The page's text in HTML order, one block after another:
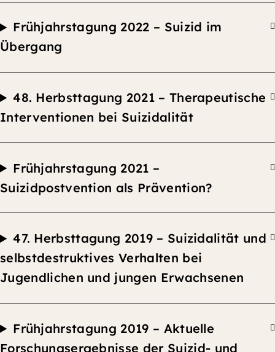
Frühjahrstagung 2022 – Suizid im
Übergang
48. Herbsttagung 2021 – Therapeutische
Interventionen bei Suizidalität
Frühjahrstagung 2021 –
Suizidpostvention als Prävention?
47. Herbsttagung 2019 – Suizidalität und
selbstdestruktives Verhalten bei
Jugendlichen und jungen Erwachsenen
Frühjahrstagung 2019 – Aktuelle
Forschungsergebnisse der Suizid- und